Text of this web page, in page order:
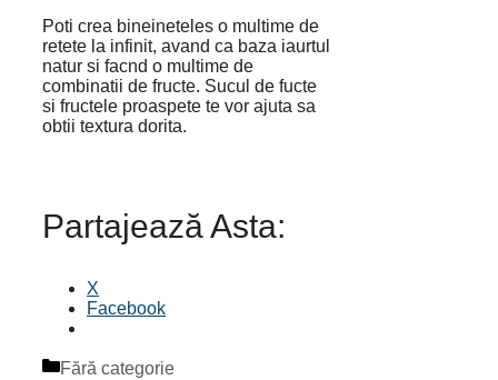
Poti crea bineineteles o multime de
retete la infinit, avand ca baza iaurtul
natur si facnd o multime de
combinatii de fructe. Sucul de fucte
si fructele proaspete te vor ajuta sa
obtii textura dorita.
Partajează Asta:
X
Facebook
Categorii
Fără categorie